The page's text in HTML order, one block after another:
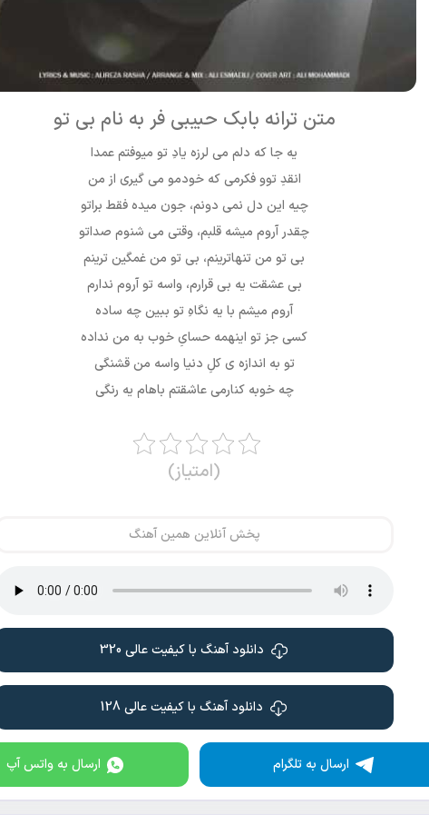
متن ترانه بابک حبیبی فر به نام بی تو
یه جا که دلم می لرزه یادِ تو میوفتم عمدا
انقدِ توو فکرمی که خودمو می گیری از من
چیه این دل نمی دونم، جون میده فقط براتو
چقدر آروم میشه قلبم، وقتی می شنوم صداتو
بی تو من تنهاترینم، بی تو من غمگین ترینم
بی عشقت یه بی قرارم، واسه تو آروم ندارم
آروم میشم با یه نگاهِ تو ببین چه ساده
کسی جز تو اینهمه حسایِ خوب به من نداده
تو به اندازه ی کلِ دنیا واسه من قشنگی
چه خوبه کنارمی عاشقتم باهام یه رنگی
(امتیاز)
پخش آنلاین همین آهنگ
دانلود آهنگ با کیفیت عالی 320
دانلود آهنگ با کیفیت عالی 128
ارسال به تلگرام ارسال به واتس آپ